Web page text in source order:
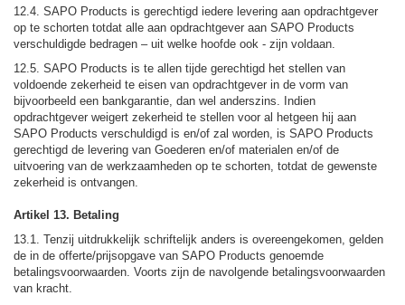
12.4. SAPO Products is gerechtigd iedere levering aan opdrachtgever
op te schorten totdat alle aan opdrachtgever aan SAPO Products
verschuldigde bedragen – uit welke hoofde ook - zijn voldaan.
12.5. SAPO Products is te allen tijde gerechtigd het stellen van
voldoende zekerheid te eisen van opdrachtgever in de vorm van
bijvoorbeeld een bankgarantie, dan wel anderszins. Indien
opdrachtgever weigert zekerheid te stellen voor al hetgeen hij aan
SAPO Products verschuldigd is en/of zal worden, is SAPO Products
gerechtigd de levering van Goederen en/of materialen en/of de
uitvoering van de werkzaamheden op te schorten, totdat de gewenste
zekerheid is ontvangen.
Artikel 13. Betaling
13.1. Tenzij uitdrukkelijk schriftelijk anders is overeengekomen, gelden
de in de offerte/prijsopgave van SAPO Products genoemde
betalingsvoorwaarden. Voorts zijn de navolgende betalingsvoorwaarden
van kracht.